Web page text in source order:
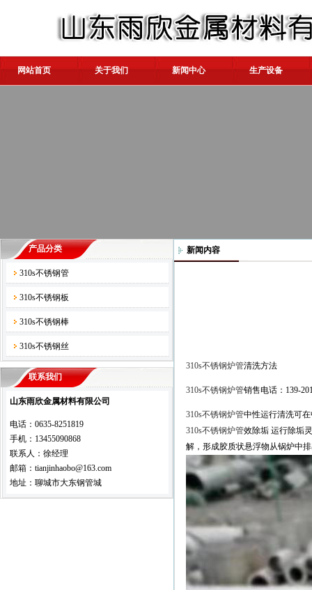
网站首页 关于我们 新闻中心 生产设备
产品分类
310s不锈钢管
310s不锈钢板
310s不锈钢棒
310s不锈钢丝
联系我们
山东雨欣金属材料有限公司
电话：0635-8251819
手机：13455090868
联系人：徐经理
邮箱：tianjinhaobo@163.com
地址：聊城市大东钢管城
新闻内容
310s不锈钢炉管清洗方法
310s不锈钢炉管销售电话：139-
310s不锈钢炉管中性运行清洗可
310s不锈钢炉管效除垢 运行除垢
解，形成胶质状悬浮物从锅炉中